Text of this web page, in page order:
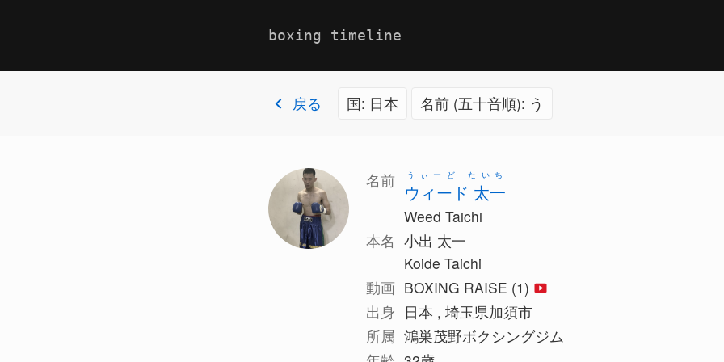
boxing timeline
戻る 国: 日本 名前 (五十音順): う
名前
ウィード 太一
うぃーど たいち
Weed Taichi
本名 小出 太一
Koide Taichi
動画 BOXING RAISE (1)
出身 日本 , 埼玉県加須市
所属 鴻巣茂野ボクシングジム